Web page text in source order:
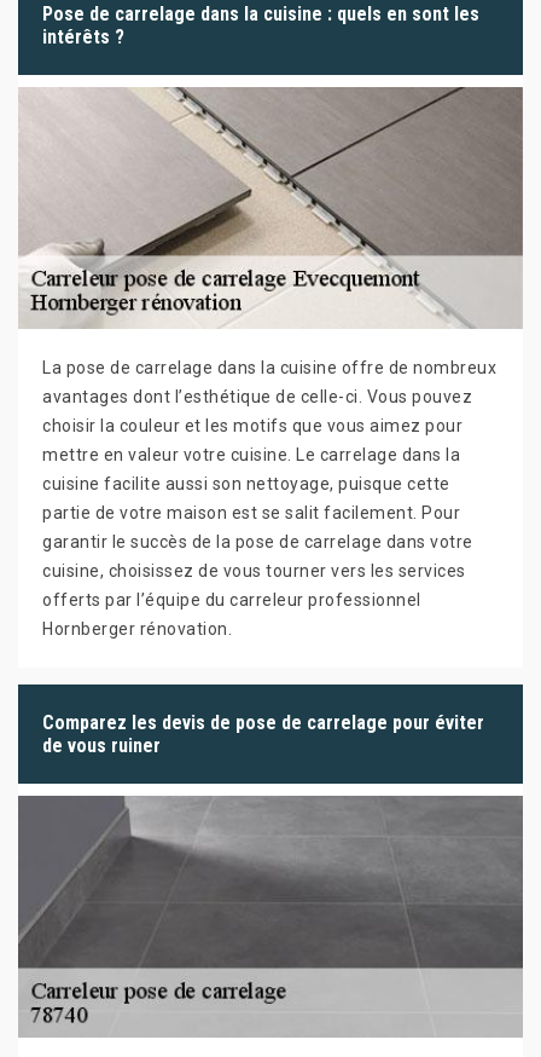
Pose de carrelage dans la cuisine : quels en sont les
intérêts ?
La pose de carrelage dans la cuisine offre de nombreux
avantages dont l’esthétique de celle-ci. Vous pouvez
choisir la couleur et les motifs que vous aimez pour
mettre en valeur votre cuisine. Le carrelage dans la
cuisine facilite aussi son nettoyage, puisque cette
partie de votre maison est se salit facilement. Pour
garantir le succès de la pose de carrelage dans votre
cuisine, choisissez de vous tourner vers les services
offerts par l’équipe du carreleur professionnel
Hornberger rénovation.
Comparez les devis de pose de carrelage pour éviter
de vous ruiner